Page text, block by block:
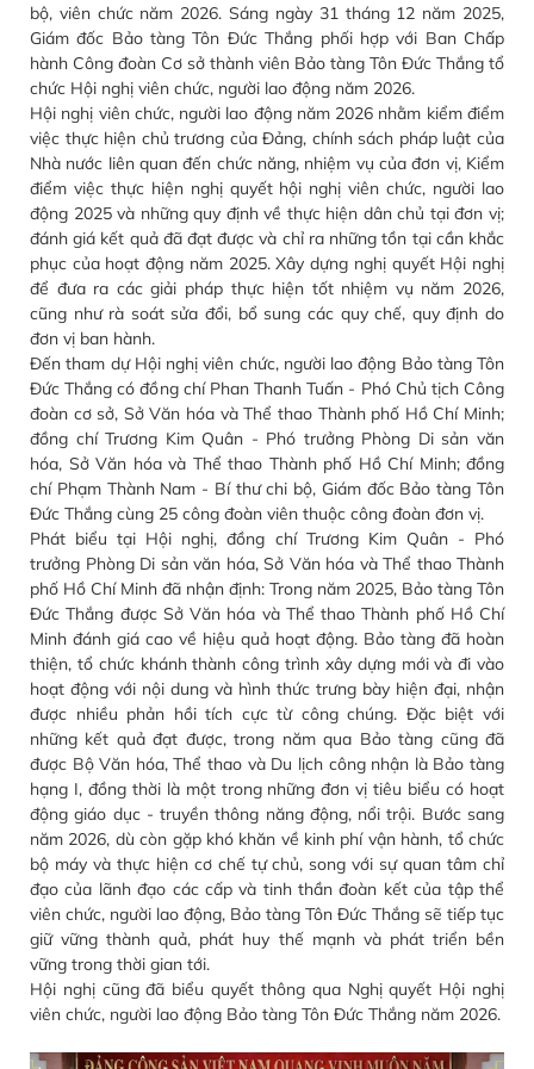
bộ, viên chức năm 2026. Sáng ngày 31 tháng 12 năm 2025,
Giám đốc Bảo tàng Tôn Đức Thắng phối hợp với Ban Chấp
hành Công đoàn Cơ sở thành viên Bảo tàng Tôn Đức Thắng tổ
chức Hội nghị viên chức, người lao động năm 2026.
Hội nghị viên chức, người lao động năm 2026 nhằm kiểm điểm
việc thực hiện chủ trương của Đảng, chính sách pháp luật của
Nhà nước liên quan đến chức năng, nhiệm vụ của đơn vị, Kiểm
điểm việc thực hiện nghị quyết hội nghị viên chức, người lao
động 2025 và những quy định về thực hiện dân chủ tại đơn vị;
đánh giá kết quả đã đạt được và chỉ ra những tồn tại cần khắc
phục của hoạt động năm 2025. Xây dựng nghị quyết Hội nghị
để đưa ra các giải pháp thực hiện tốt nhiệm vụ năm 2026,
cũng như rà soát sửa đổi, bổ sung các quy chế, quy định do
đơn vị ban hành.
Đến tham dự Hội nghị viên chức, người lao động Bảo tàng Tôn
Đức Thắng có đồng chí Phan Thanh Tuấn - Phó Chủ tịch Công
đoàn cơ sở, Sở Văn hóa và Thể thao Thành phố Hồ Chí Minh;
đồng chí Trương Kim Quân - Phó trưởng Phòng Di sản văn
hóa, Sở Văn hóa và Thể thao Thành phố Hồ Chí Minh; đồng
chí Phạm Thành Nam - Bí thư chi bộ, Giám đốc Bảo tàng Tôn
Đức Thắng cùng 25 công đoàn viên thuộc công đoàn đơn vị.
Phát biểu tại Hội nghị, đồng chí Trương Kim Quân - Phó
trưởng Phòng Di sản văn hóa, Sở Văn hóa và Thể thao Thành
phố Hồ Chí Minh đã nhận định: Trong năm 2025, Bảo tàng Tôn
Đức Thắng được Sở Văn hóa và Thể thao Thành phố Hồ Chí
Minh đánh giá cao về hiệu quả hoạt động. Bảo tàng đã hoàn
thiện, tổ chức khánh thành công trình xây dựng mới và đi vào
hoạt động với nội dung và hình thức trưng bày hiện đại, nhận
được nhiều phản hồi tích cực từ công chúng. Đặc biệt với
những kết quả đạt được, trong năm qua Bảo tàng cũng đã
được Bộ Văn hóa, Thể thao và Du lịch công nhận là Bảo tàng
hạng I, đồng thời là một trong những đơn vị tiêu biểu có hoạt
động giáo dục - truyền thông năng động, nổi trội. Bước sang
năm 2026, dù còn gặp khó khăn về kinh phí vận hành, tổ chức
bộ máy và thực hiện cơ chế tự chủ, song với sự quan tâm chỉ
đạo của lãnh đạo các cấp và tinh thần đoàn kết của tập thể
viên chức, người lao động, Bảo tàng Tôn Đức Thắng sẽ tiếp tục
giữ vững thành quả, phát huy thế mạnh và phát triển bền
vững trong thời gian tới.
Hội nghị cũng đã biểu quyết thông qua Nghị quyết Hội nghị
viên chức, người lao động Bảo tàng Tôn Đức Thắng năm 2026.